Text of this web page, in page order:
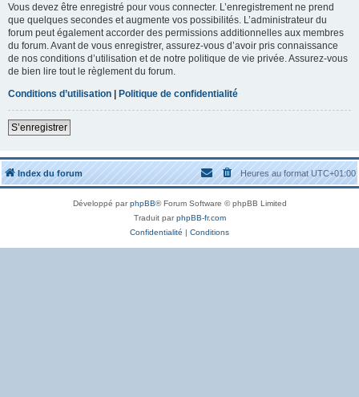
Vous devez être enregistré pour vous connecter. L’enregistrement ne prend
que quelques secondes et augmente vos possibilités. L’administrateur du
forum peut également accorder des permissions additionnelles aux membres
du forum. Avant de vous enregistrer, assurez-vous d’avoir pris connaissance
de nos conditions d’utilisation et de notre politique de vie privée. Assurez-vous
de bien lire tout le règlement du forum.
Conditions d’utilisation | Politique de confidentialité
S’enregistrer
Index du forum Heures au formatUTC+01:00
Développé parphpBB® Forum Software © phpBB Limited
Traduit parphpBB-fr.com
Confidentialité | Conditions